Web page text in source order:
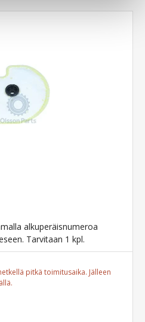
alkuperäisnumeroa
Tarvitaan 1 kpl.
pitkä toimitusaika. Jälleen